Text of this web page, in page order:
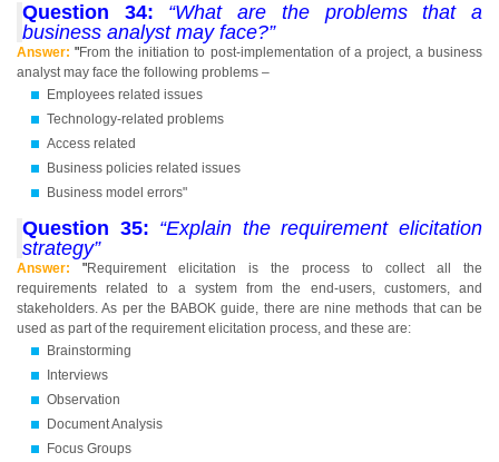
Question 34: “What are the problems that a
business analyst may face?”
Answer:"From the initiation to post-implementation of a project, a business
analyst may face the following problems –
Employees related issues
Technology-related problems
Access related
Business policies related issues
Business model errors"
Question 35: “Explain the requirement elicitation
strategy”
Answer: "Requirement elicitation is the process to collect all the
requirements related to a system from the end-users, customers, and
stakeholders. As per the BABOK guide, there are nine methods that can be
used as part of the requirement elicitation process, and these are:
Brainstorming
Interviews
Observation
Document Analysis
Focus Groups